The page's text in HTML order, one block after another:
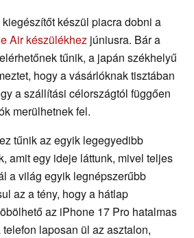
készül piacra dobni a
Air készülékhez júniusra. Bár a
tűnik, a japán székhelyű
hogy a vásárlóknak tisztában
a szállítási célországtól függően
merülhetnek fel.
tűnik az egyik legegyedibb
amit egy ideje láttunk, mivel teljes
a világ egyik legnépszerűbb
az a tény, hogy a hátlap
az iPhone 17 Pro hatalmas
laposan ül az asztalon,